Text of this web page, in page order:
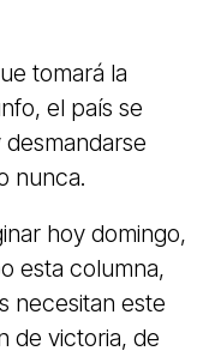
tomará la
el país se
nunca.
hoy domingo,
esta columna,
necesitan este
de victoria, de